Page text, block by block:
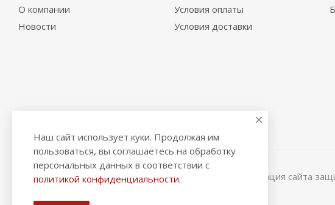
О компании
Новости
Условия оплаты
Условия доставки
2026 © "Рыбак и Рыбачок" - интернет-магазин Информация сайта
Наш сайт использует куки. Продолжая им
пользоваться, вы соглашаетесь на обработку
персональных данных в соответствии с
политикой конфиденциальности.